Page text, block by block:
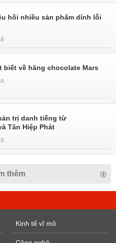
hồi nhiều sản phẩm dính lỗi
biết về hãng chocolate Mars
trị danh tiếng từ
Tân Hiệp Phát
thêm
Kinh tế vĩ mô